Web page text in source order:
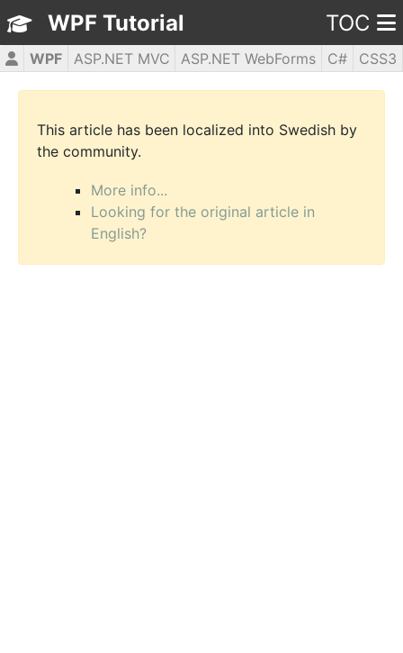
WPF Tutorial TOC
WPF ASP.NET MVC ASP.NET WebForms C#
CSS3
HTML5
JavaScript jQuery PHP5
This article has been localized into Swedish by
the community.
More info...
Looking for the original article in
English?